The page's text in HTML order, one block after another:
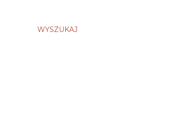
WYSZUKAJ